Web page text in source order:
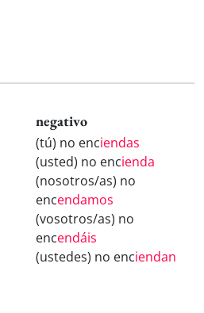
negativo
(tú) no enciendas
(usted) no encienda
(nosotros/as) no
encendamos
(vosotros/as) no
encendáis
(ustedes) no enciendan